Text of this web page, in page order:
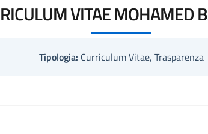
VITAE MOHAMED
Tipologia: Curriculum Vitae, Trasparenza